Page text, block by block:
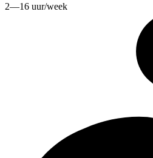
2—16 uur/week